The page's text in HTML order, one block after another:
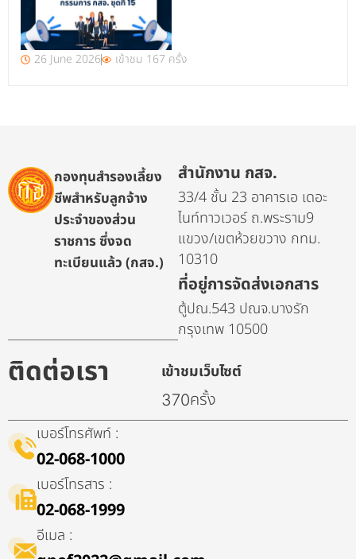
26 June 2026 เข้าชม 167 ครั้ง
กองทุนสำรองเลี้ยง
ชีพสำหรับลูกจ้าง
ประจำของส่วน
ราชการ ซึ่งจด
ทะเบียนแล้ว (กสจ.)
สำนักงาน กสจ.
33/4 ชั้น 23 อาคารเอ เดอะ
ไนท์ทาวเวอร์ ถ.พระราม9
แขวง/เขตห้วยขวาง กทม.
10310
ที่อยู่การจัดส่งเอกสาร
ตู้ปณ.543 ปณจ.บางรัก
กรุงเทพ 10500
ติดต่อเรา เข้าชมเว็บไซต์
370ครั้ง
เบอร์โทรศัพท์ :
02-068-1000
เบอร์โทรสาร :
02-068-1999
อีเมล :